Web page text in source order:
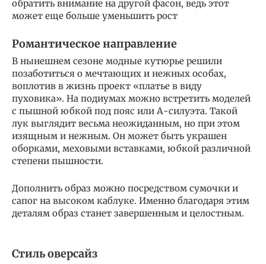
обратить внимание на другой фасон, ведь этот
может еще больше уменьшить рост
Романтическое направление
В нынешнем сезоне модные кутюрье решили
позаботиться о мечтающих и нежных особах,
воплотив в жизнь проект «платье в виду
пуховика». На подиумах можно встретить моделей
с пышной юбкой под пояс или А-силуэта. Такой
лук выглядит весьма неожиданным, но при этом
изящным и нежным. Он может быть украшен
оборками, меховыми вставками, юбкой различной
степени пышности.
Дополнить образ можно посредством сумочки и
сапог на высоком каблуке. Именно благодаря этим
деталям образ станет завершенным и целостным.
Стиль оверсайз